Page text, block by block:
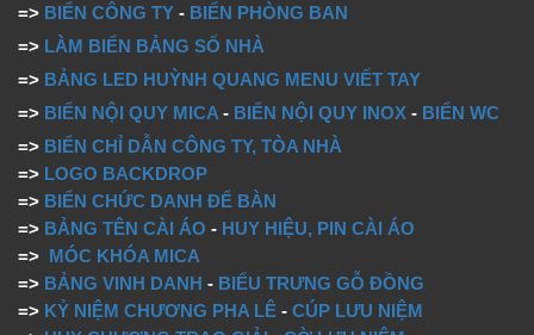
=> BIỂN CÔNG TY - BIỂN PHÒNG BAN
=> LÀM BIỂN BẢNG SỐ NHÀ
=> BẢNG LED HUỲNH QUANG MENU VIẾT TAY
=> BIỂN NỘI QUY MICA - BIỂN NỘI QUY INOX - BIỂN WC
=> BIỂN CHỈ DẪN CÔNG TY, TÒA NHÀ
=> LOGO BACKDROP
=> BIỂN CHỨC DANH ĐỂ BÀN
=> BẢNG TÊN CÀI ÁO - HUY HIỆU, PIN CÀI ÁO
=> MÓC KHÓA MICA
=> BẢNG VINH DANH - BIỂU TRƯNG GỖ ĐỒNG
=> KỶ NIỆM CHƯƠNG PHA LÊ - CÚP LƯU NIỆM